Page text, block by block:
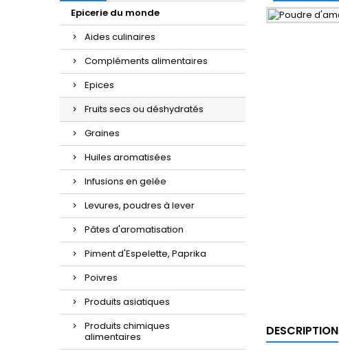
Epicerie du monde
Aides culinaires
Compléments alimentaires
Epices
Fruits secs ou déshydratés
Graines
Huiles aromatisées
Infusions en gelée
Levures, poudres à lever
Pâtes d'aromatisation
Piment d'Espelette, Paprika
Poivres
Produits asiatiques
Produits chimiques
alimentaires
DESCRIPTION